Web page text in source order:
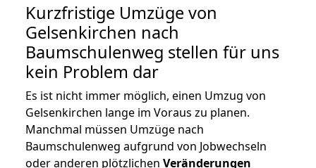
Kurzfristige Umzüge von
Gelsenkirchen nach
Baumschulenweg stellen für uns
kein Problem dar
Es ist nicht immer möglich, einen Umzug von
Gelsenkirchen lange im Voraus zu planen.
Manchmal müssen Umzüge nach
Baumschulenweg aufgrund von Jobwechseln
oder anderen plötzlichen Veränderungen